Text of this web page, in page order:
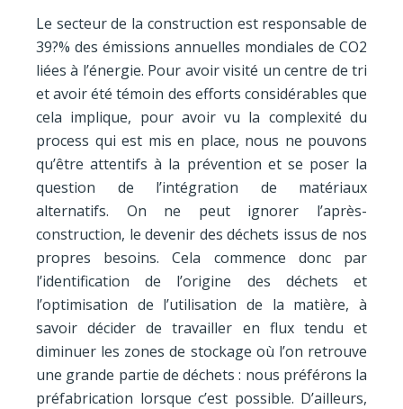
Le secteur de la construction est responsable de
39?% des émissions annuelles mondiales de CO2
liées à l’énergie. Pour avoir visité un centre de tri
et avoir été témoin des efforts considérables que
cela implique, pour avoir vu la complexité du
process qui est mis en place, nous ne pouvons
qu’être attentifs à la prévention et se poser la
question de l’intégration de matériaux
alternatifs. On ne peut ignorer l’après-
construction, le devenir des déchets issus de nos
propres besoins. Cela commence donc par
l’identification de l’origine des déchets et
l’optimisation de l’utilisation de la matière, à
savoir décider de travailler en flux tendu et
diminuer les zones de stockage où l’on retrouve
une grande partie de déchets : nous préférons la
préfabrication lorsque c’est possible. D’ailleurs,